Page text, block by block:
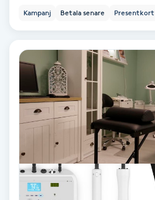
Kiropraktik
Klippning
Klippning & Slingor
Klippning ungdom
Koppningsmassage
Kampanj Betala senare Presentkort